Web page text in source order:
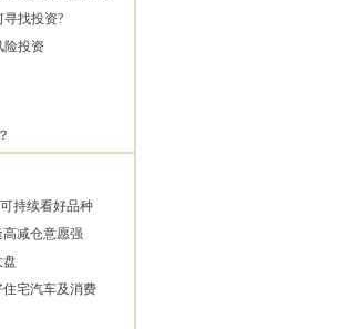
寻找投资?
险投资
持续看好品种
减仓意愿强
盘
宅汽车及消费